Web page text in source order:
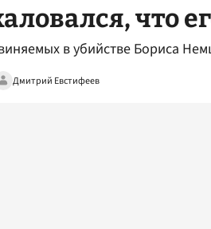
что
в убийстве Бориса
Дмитрий Евстифеев